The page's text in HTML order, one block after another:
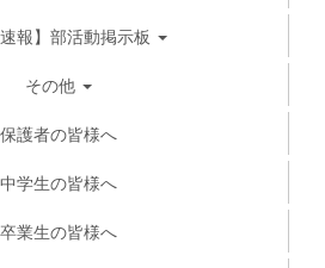
速報】部活動掲示板
その他
保護者の皆様へ
中学生の皆様へ
卒業生の皆様へ